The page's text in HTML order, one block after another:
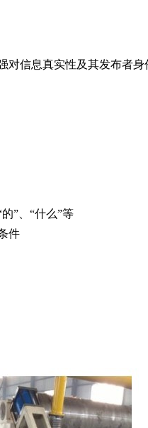
对信息真实性及其发布者
”、“什么”等
件